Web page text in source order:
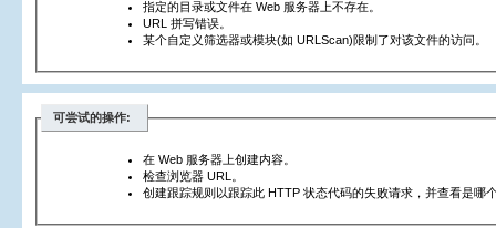
指定的目录或文件在 Web 服务器上不存在。
URL 拼写错误。
某个自定义筛选器或模块(如 URLScan)限制了对该文件的访问。
可尝试的操作:
在 Web 服务器上创建内容。
检查浏览器 URL。
创建跟踪规则以跟踪此 HTTP 状态代码的失败请求，并查看是哪